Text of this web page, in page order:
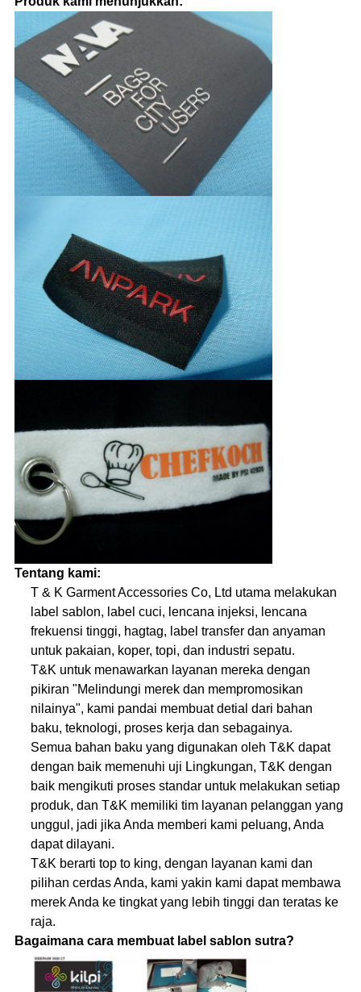
Tentang kami:
T & K Garment Accessories Co, Ltd utama melakukan
label sablon, label cuci, lencana injeksi, lencana
frekuensi tinggi, hagtag, label transfer dan anyaman
untuk pakaian, koper, topi, dan industri sepatu.
T&K untuk menawarkan layanan mereka dengan
pikiran "Melindungi merek dan mempromosikan
nilainya", kami pandai membuat detial dari bahan
baku, teknologi, proses kerja dan sebagainya.
Semua bahan baku yang digunakan oleh T&K dapat
dengan baik memenuhi uji Lingkungan, T&K dengan
baik mengikuti proses standar untuk melakukan setiap
produk, dan T&K memiliki tim layanan pelanggan yang
unggul, jadi jika Anda memberi kami peluang, Anda
dapat dilayani.
T&K berarti top to king, dengan layanan kami dan
pilihan cerdas Anda, kami yakin kami dapat membawa
merek Anda ke tingkat yang lebih tinggi dan teratas ke
raja.
Bagaimana cara membuat label sablon sutra?